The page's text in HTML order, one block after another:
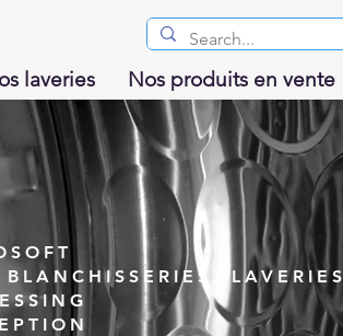
laveries Nos produits en vente
LAVERIES